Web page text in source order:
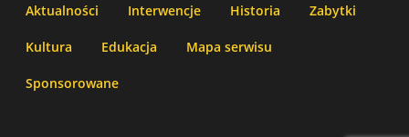
Aktualności Interwencje Historia Zabytki
Kultura Edukacja Mapa serwisu
Sponsorowane